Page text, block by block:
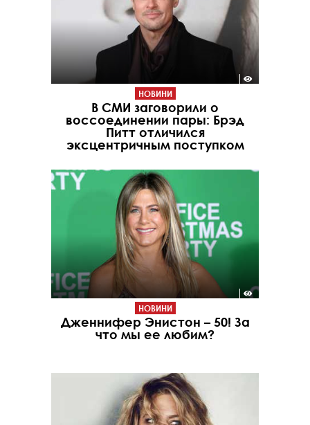
НОВИНИ
В СМИ заговорили о
воссоединении пары: Брэд
Питт отличился
эксцентричным поступком
НОВИНИ
Дженнифер Энистон – 50! За
что мы ее любим?